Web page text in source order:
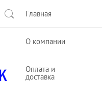
Главная
О компании
Оплата и
доставка